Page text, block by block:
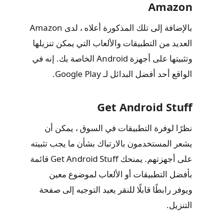
Amazon
بالإضافة إلى تلك المذكورة أعلاه ، لدى Amazon
العديد من التطبيقات والألعاب التي يمكن تنزيلها
وتثبيتها على أجهزة Android الخاصة بك. إنه في
الواقع أحد أفضل البدائل لـ Google Play.
Get Android Stuff
نظرًا لوفرة التطبيقات في السوق ، يمكن أن
يشعر المستخدمون بالارتباك بشأن ما يجب تثبيته
على أجهزتهم. يمنحك Get Android Stuff قائمة
بأفضل التطبيقات أو الألعاب لموضوع معين
ويوفر رابطًا قابلًا للنقر يعيد التوجيه إلى صفحة
التنزيل.